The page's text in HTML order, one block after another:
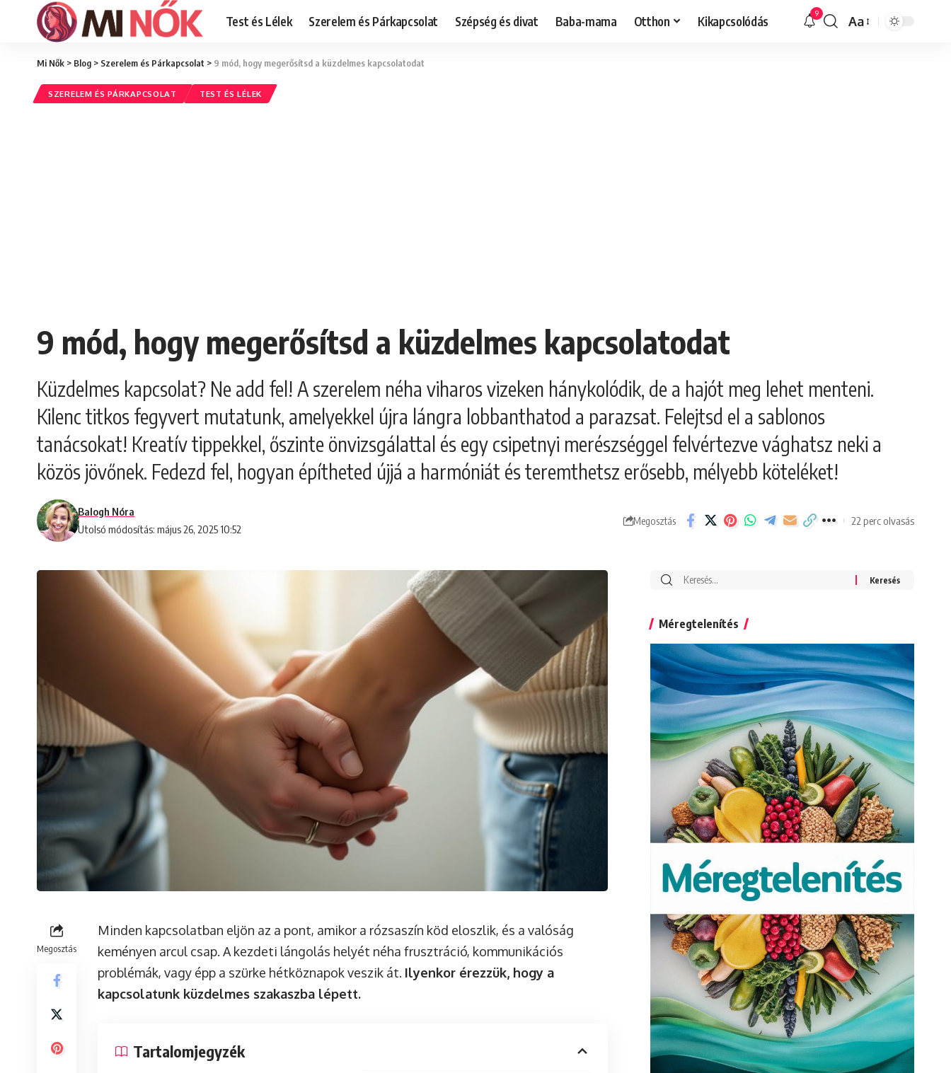
Test és Lélek Szerelem és Párkapcsolat Szépség és divat Baba-mama Otthon Kikapcsolódás 9
Font
Aa
Mi Nők > Blog > Szerelem és Párkapcsolat > 9 mód, hogy megerősítsd a küzdelmes kapcsolatodat
SZERELEM ÉS PÁRKAPCSOLAT TEST ÉS LÉLEK
9 mód, hogy megerősítsd a küzdelmes kapcsolatodat
Küzdelmes kapcsolat? Ne add fel! A szerelem néha viharos vizeken hánykolódik, de a hajót meg lehet menteni.
Kilenc titkos fegyvert mutatunk, amelyekkel újra lángra lobbanthatod a parazsat. Felejtsd el a sablonos
tanácsokat! Kreatív tippekkel, őszinte önvizsgálattal és egy csipetnyi merészséggel felvértezve vághatsz neki a
közös jövőnek. Fedezd fel, hogyan építheted újjá a harmóniát és teremthetsz erősebb, mélyebb köteléket!
Utolsó módosítás: május 26, 2025 10:52
Balogh Nóra
Megosztás 22 perc olvasás
Megosztás
Minden kapcsolatban eljön az a pont, amikor a rózsaszín köd eloszlik, és a valóság
keményen arcul csap. A kezdeti lángolás helyét néha frusztráció, kommunikációs
problémák, vagy épp a szürke hétköznapok veszik át. Ilyenkor érezzük, hogy a
kapcsolatunk küzdelmes szakaszba lépett.
Tartalomjegyzék
Search
Méregtelenítés